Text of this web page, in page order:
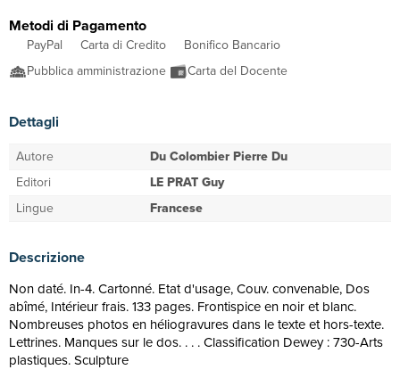
Metodi di Pagamento
PayPal Carta di Credito
Bonifico Bancario
Pubblica amministrazione
Carta del Docente
Dettagli
Autore
Du Colombier Pierre Du
Editori
LE PRAT Guy
Lingue
Francese
Descrizione
Non daté. In-4. Cartonné. Etat d'usage, Couv. convenable, Dos
abîmé, Intérieur frais. 133 pages. Frontispice en noir et blanc.
Nombreuses photos en héliogravures dans le texte et hors-texte.
Lettrines. Manques sur le dos. . . . Classification Dewey : 730-Arts
plastiques. Sculpture